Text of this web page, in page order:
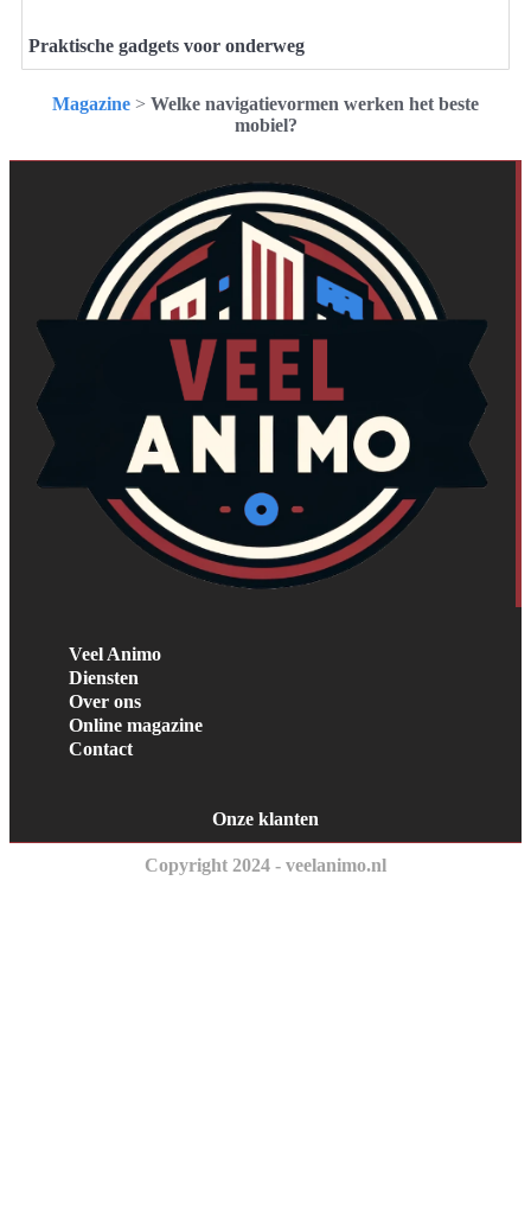
Praktische gadgets voor onderweg
Magazine > Welke navigatievormen werken het beste
mobiel?
Veel Animo
Diensten
Over ons
Online magazine
Contact
Onze klanten
Copyright 2024 - veelanimo.nl